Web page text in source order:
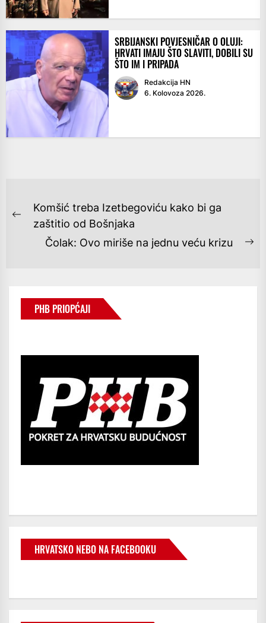
SRBIJANSKI POVJESNIČAR O OLUJI:
HRVATI IMAJU ŠTO SLAVITI, DOBILI SU
ŠTO IM I PRIPADA
Redakcija HN
6. Kolovoza 2026.
NAVIGACIJA
OBJAVA
Previous
Komšić treba Izetbegoviću kako bi ga
zaštitio od Bošnjaka
Čolak: Ovo miriše na jednu veću krizu
PHB PRIOPĆAJI
HRVATSKO NEBO NA FACEBOOKU